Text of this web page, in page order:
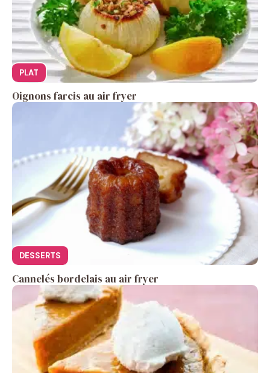
PLAT
Oignons farcis au air fryer
DESSERTS
Cannelés bordelais au air fryer